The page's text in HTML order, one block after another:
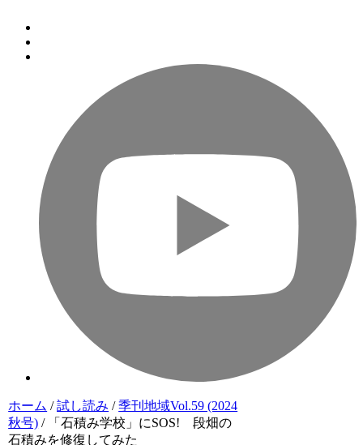
ホーム / 試し読み / 季刊地域Vol.59 (2024
秋号) /「石積み学校」にSOS! 段畑の
石積みを修復してみた